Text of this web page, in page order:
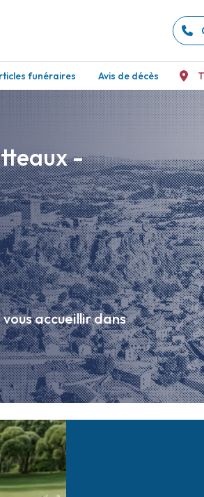
funéraires Avis de décès
-
accueillir dans